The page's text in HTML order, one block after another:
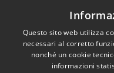
Storico Deliberazioni
Questo sito web utilizza
necessari al corretto
nonché un cookie
informazioni